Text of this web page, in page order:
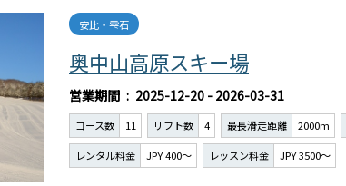
奥中山高原スキー場
安比・雫石
営業期間 2025-12-20 - 2026-03-31
コース数 11 リフト数 4 最長滑走距離 2000m
レンタル料金 JPY 400～ レッスン料金 JPY 3500～